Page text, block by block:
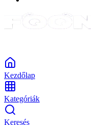
Kezdőlap
Kategóriák
Keresés